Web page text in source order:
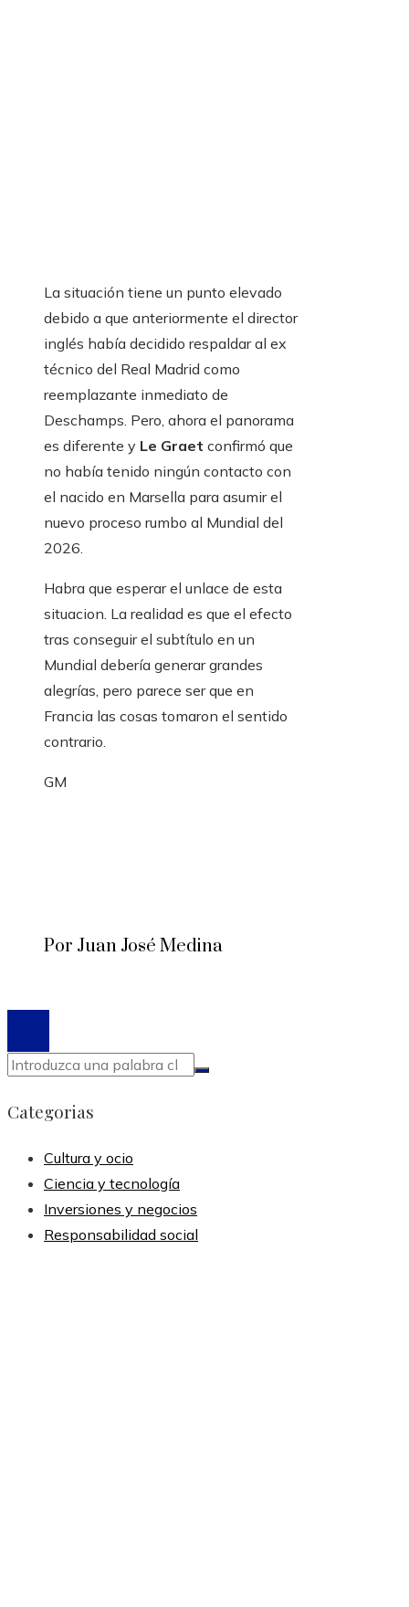
La situación tiene un punto elevado
debido a que anteriormente el director
inglés había decidido respaldar al ex
técnico del Real Madrid como
reemplazante inmediato de
Deschamps. Pero, ahora el panorama
es diferente y Le Graet confirmó que
no había tenido ningún contacto con
el nacido en Marsella para asumir el
nuevo proceso rumbo al Mundial del
2026.
Habra que esperar el unlace de esta
situacion. La realidad es que el efecto
tras conseguir el subtítulo en un
Mundial debería generar grandes
alegrías, pero parece ser que en
Francia las cosas tomaron el sentido
contrario.
GM
Por Juan José Medina
Categorias
Cultura y ocio
Ciencia y tecnología
Inversiones y negocios
Responsabilidad social